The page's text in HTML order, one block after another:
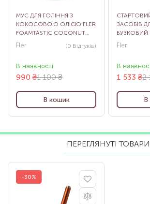
МУС ДЛЯ ГОЛІННЯ З
КОКОСОВОЮ ОЛІЄЮ FLER
FOAMTASTIC COCONUT
SHAVE, 200 МЛ
Fler (0 Відгуків)
В наявності
1 100 ₴
990 ₴
В кошик
ЗАСОБІВ
БУЗКОВИЙ
RAZOR
Fler
В
2
1 533 ₴
В
ПЕРЕГЛЯНУТІ ТОВАРИ
-30%